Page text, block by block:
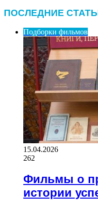
ПОСЛЕДНИЕ
Подборки фильмов
15.04.2026
262
Фильмы о
истории